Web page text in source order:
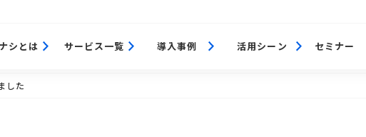
シとは サービス一覧 導入事例 活用シーン セミナー
した